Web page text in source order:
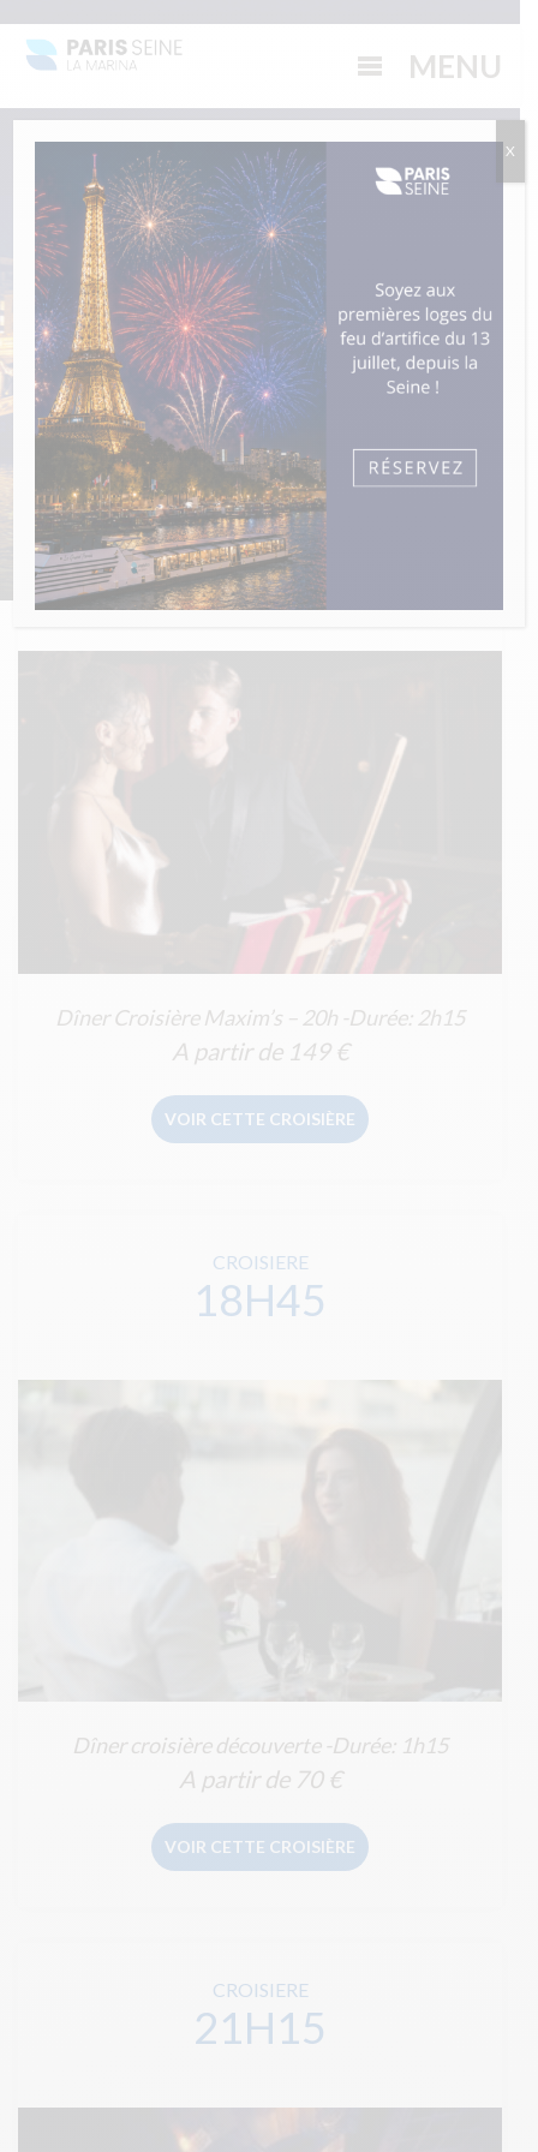
Péniche à Paris : restaurant sur la Seine, dîner croisière
Embarquez pour un dîner croisière
d'exception sur la Seine !
JE RÉSERVE
CROISIERE
20H
Dîner Croisière Maxim’s – 20h -Durée: 2h15
A partir de 149 €
VOIR CETTE CROISIÈRE
CROISIERE
18H45
Dîner croisière découverte -Durée: 1h15
A partir de 70 €
VOIR CETTE CROISIÈRE
CROISIERE
21H15
X